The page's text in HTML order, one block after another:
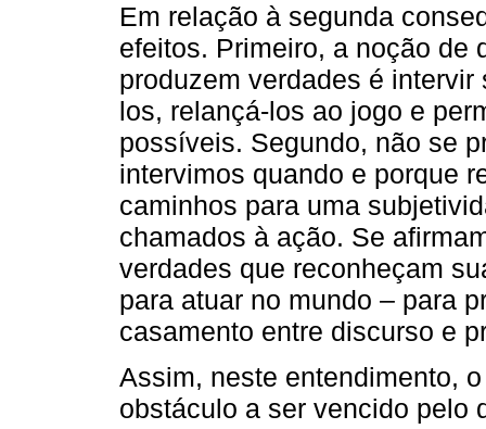
Em relação à segunda
efeitos. Primeiro, a noção de
produzem verdades é
los, relançá-los ao jogo e
possíveis. Segundo, não se
intervimos quando e porque
caminhos para uma
chamados à ação. Se
verdades que reconheçam
para atuar no mundo – para
casamento entre discurso e
Assim, neste entendimento,
obstáculo a ser vencido pelo